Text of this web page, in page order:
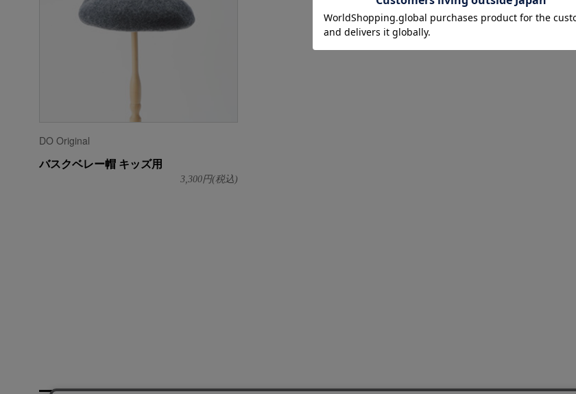
DO Original
バスクベレー帽 キッズ用
3,300円(税込)